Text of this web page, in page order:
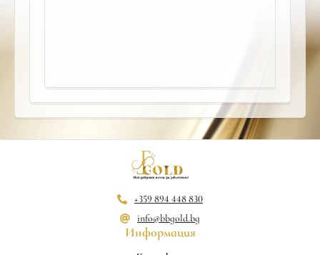
+359 894 448 830
info@bbgold.bg
Информация